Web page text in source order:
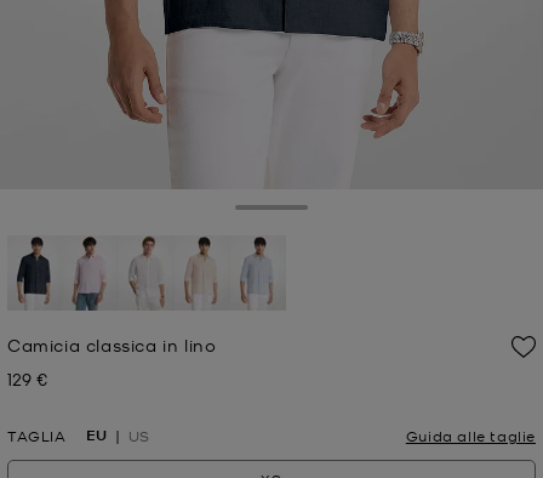
Camicia classica in lino
Prezzo attuale
129 €
TAGLIA EU US Guida alle taglie